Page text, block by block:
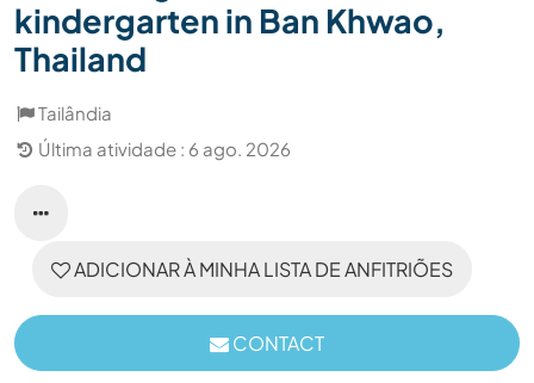
kindergarten in Ban Khwao,
Thailand
Tailândia
Última atividade : 6 ago. 2026
ADICIONAR À MINHA LISTA DE ANFITRIÕES
CONTACT